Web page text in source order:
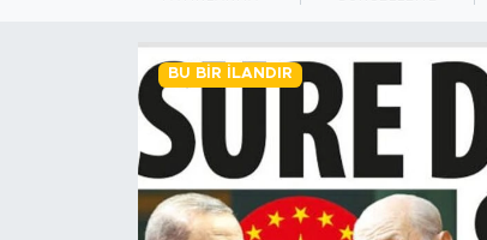
BU BIR İLANDIR
RÖPÖRTAJ
ANALİZ
NOSTALJİ